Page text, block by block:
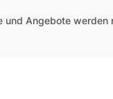
und Angebote